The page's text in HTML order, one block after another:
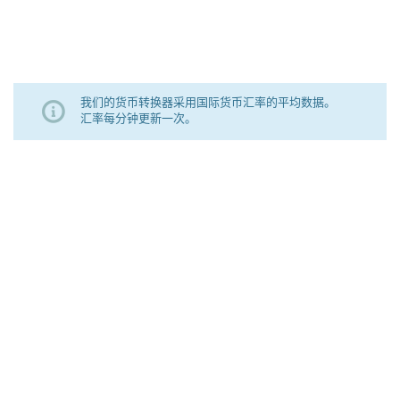
我们的货币转换器采用国际货币汇率的平均数据。
汇率每分钟更新一次。